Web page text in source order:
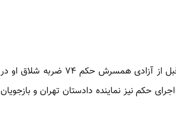
همسر پیمان عارف، فعال دانشجویی، در مصاحبه با روز می‌گوید روز یکشنبه قبل از آزادی همسرش حکم ۷۴ ضربه شلاق او در
حکم نیز نماینده دادستان تهران و بازجویان